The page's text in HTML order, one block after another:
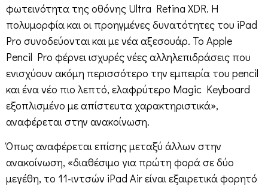
φωτεινότητα της οθόνης Ultra Retina XDR. Η
πολυμορφία και οι προηγμένες δυνατότητες του iPad
Pro συνοδεύονται και με νέα αξεσουάρ. Το Apple
Pencil Pro φέρνει ισχυρές νέες αλληλεπιδράσεις που
ενισχύουν ακόμη περισσότερο την εμπειρία του pencil
και ένα νέο πιο λεπτό, ελαφρύτερο Magic Keyboard
εξοπλισμένο με απίστευτα χαρακτηριστικά»,
αναφέρεται στην ανακοίνωση.
Όπως αναφέρεται επίσης μεταξύ άλλων στην
ανακοίνωση, «διαθέσιμο για πρώτη φορά σε δύο
μεγέθη, το 11-ιντσών iPad Air είναι εξαιρετικά φορητό